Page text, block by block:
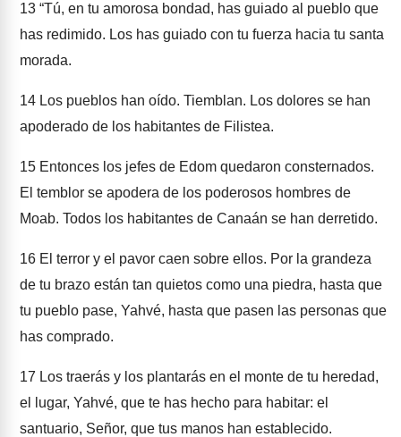
13 “Tú, en tu amorosa bondad, has guiado al pueblo que
has redimido. Los has guiado con tu fuerza hacia tu santa
morada.
14 Los pueblos han oído. Tiemblan. Los dolores se han
apoderado de los habitantes de Filistea.
15 Entonces los jefes de Edom quedaron consternados.
El temblor se apodera de los poderosos hombres de
Moab. Todos los habitantes de Canaán se han derretido.
16 El terror y el pavor caen sobre ellos. Por la grandeza
de tu brazo están tan quietos como una piedra, hasta que
tu pueblo pase, Yahvé, hasta que pasen las personas que
has comprado.
17 Los traerás y los plantarás en el monte de tu heredad,
el lugar, Yahvé, que te has hecho para habitar: el
santuario, Señor, que tus manos han establecido.